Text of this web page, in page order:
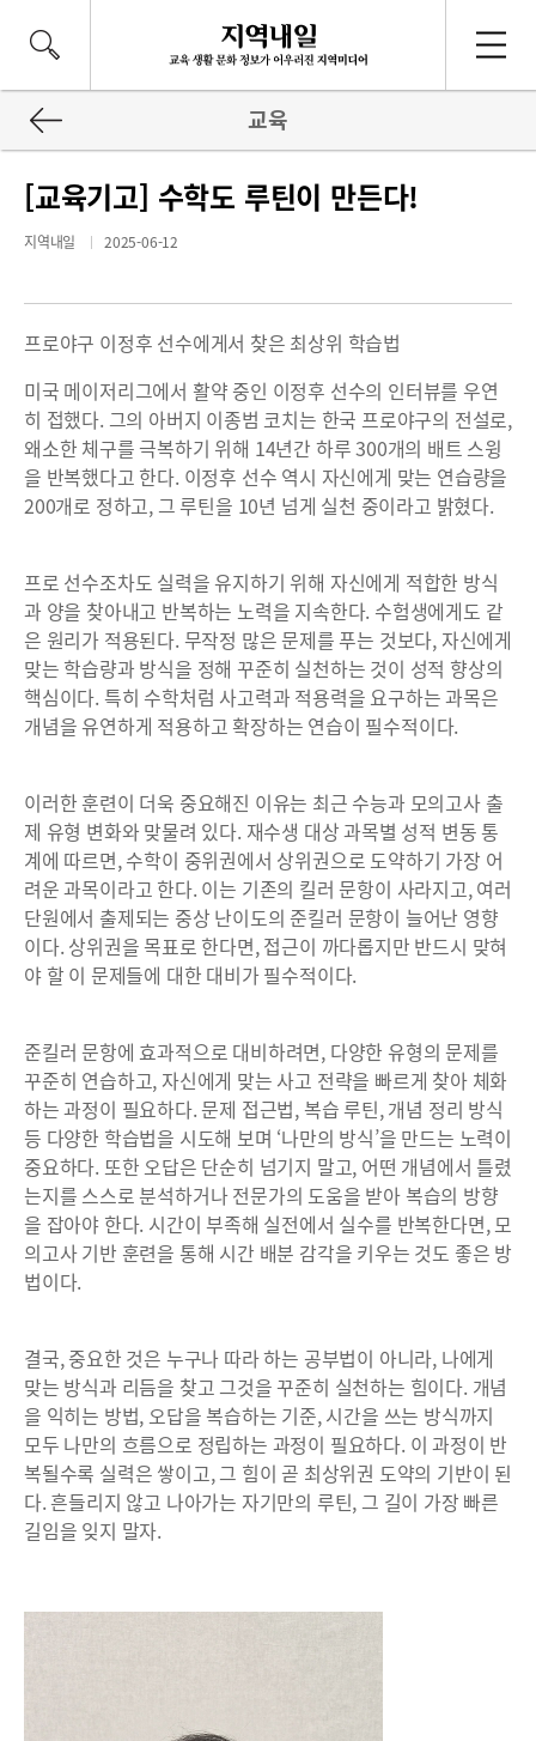
교육
[교육기고] 수학도 루틴이 만든다!
지역내일 2025-06-12
프로야구 이정후 선수에게서 찾은 최상위 학습법
미국 메이저리그에서 활약 중인 이정후 선수의 인터뷰를 우연
히 접했다. 그의 아버지 이종범 코치는 한국 프로야구의 전설로,
왜소한 체구를 극복하기 위해 14년간 하루 300개의 배트 스윙
을 반복했다고 한다. 이정후 선수 역시 자신에게 맞는 연습량을
200개로 정하고, 그 루틴을 10년 넘게 실천 중이라고 밝혔다.
프로 선수조차도 실력을 유지하기 위해 자신에게 적합한 방식
과 양을 찾아내고 반복하는 노력을 지속한다. 수험생에게도 같
은 원리가 적용된다. 무작정 많은 문제를 푸는 것보다, 자신에게
맞는 학습량과 방식을 정해 꾸준히 실천하는 것이 성적 향상의
핵심이다. 특히 수학처럼 사고력과 적용력을 요구하는 과목은
개념을 유연하게 적용하고 확장하는 연습이 필수적이다.
이러한 훈련이 더욱 중요해진 이유는 최근 수능과 모의고사 출
제 유형 변화와 맞물려 있다. 재수생 대상 과목별 성적 변동 통
계에 따르면, 수학이 중위권에서 상위권으로 도약하기 가장 어
려운 과목이라고 한다. 이는 기존의 킬러 문항이 사라지고, 여러
단원에서 출제되는 중상 난이도의 준킬러 문항이 늘어난 영향
이다. 상위권을 목표로 한다면, 접근이 까다롭지만 반드시 맞혀
야 할 이 문제들에 대한 대비가 필수적이다.
준킬러 문항에 효과적으로 대비하려면, 다양한 유형의 문제를
꾸준히 연습하고, 자신에게 맞는 사고 전략을 빠르게 찾아 체화
하는 과정이 필요하다. 문제 접근법, 복습 루틴, 개념 정리 방식
등 다양한 학습법을 시도해 보며 ‘나만의 방식’을 만드는 노력이
중요하다. 또한 오답은 단순히 넘기지 말고, 어떤 개념에서 틀렸
는지를 스스로 분석하거나 전문가의 도움을 받아 복습의 방향
을 잡아야 한다. 시간이 부족해 실전에서 실수를 반복한다면, 모
의고사 기반 훈련을 통해 시간 배분 감각을 키우는 것도 좋은 방
법이다.
결국, 중요한 것은 누구나 따라 하는 공부법이 아니라, 나에게
맞는 방식과 리듬을 찾고 그것을 꾸준히 실천하는 힘이다. 개념
을 익히는 방법, 오답을 복습하는 기준, 시간을 쓰는 방식까지
모두 나만의 흐름으로 정립하는 과정이 필요하다. 이 과정이 반
복될수록 실력은 쌓이고, 그 힘이 곧 최상위권 도약의 기반이 된
다. 흔들리지 않고 나아가는 자기만의 루틴, 그 길이 가장 빠른
길임을 잊지 말자.